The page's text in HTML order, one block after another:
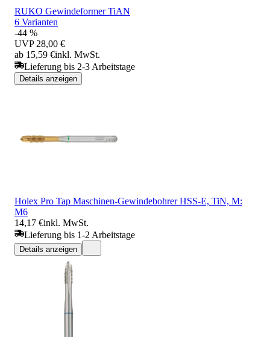
RUKO Gewindeformer TiAN
6 Varianten
-44 %
UVP 28,00 €
ab 15,59 €inkl. MwSt.
Lieferung bis 2-3 Arbeitstage
Details anzeigen
Holex Pro Tap Maschinen-Gewindebohrer HSS-E, TiN, M:
M6
14,17 €inkl. MwSt.
Lieferung bis 1-2 Arbeitstage
Details anzeigen